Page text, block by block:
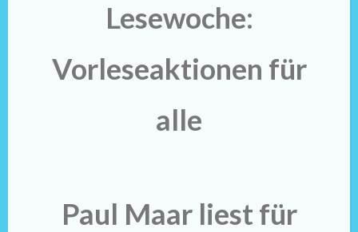
Lesewoche:
Vorleseaktionen für
alle
Paul Maar liest für